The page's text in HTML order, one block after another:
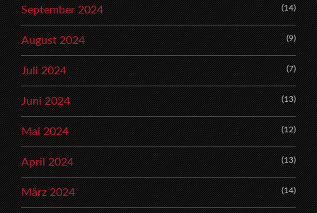
September 2024 (14)
August 2024 (9)
Juli 2024 (7)
Juni 2024 (13)
Mai 2024 (12)
April 2024 (13)
März 2024 (14)